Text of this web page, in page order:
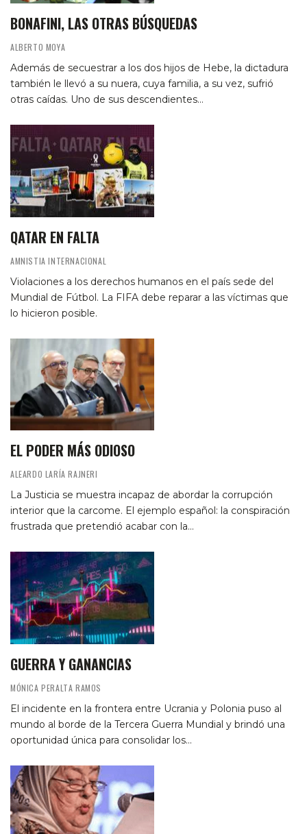
BONAFINI, LAS OTRAS BÚSQUEDAS
ALBERTO MOYA
Además de secuestrar a los dos hijos de Hebe, la dictadura
también le llevó a su nuera, cuya familia, a su vez, sufrió
otras caídas. Uno de sus descendientes…
QATAR EN FALTA
AMNISTIA INTERNACIONAL
Violaciones a los derechos humanos en el país sede del
Mundial de Fútbol. La FIFA debe reparar a las víctimas que
lo hicieron posible.
EL PODER MÁS ODIOSO
ALEARDO LARÍA RAJNERI
La Justicia se muestra incapaz de abordar la corrupción
interior que la carcome. El ejemplo español: la conspiración
frustrada que pretendió acabar con la…
GUERRA Y GANANCIAS
MÓNICA PERALTA RAMOS
El incidente en la frontera entre Ucrania y Polonia puso al
mundo al borde de la Tercera Guerra Mundial y brindó una
oportunidad única para consolidar los…